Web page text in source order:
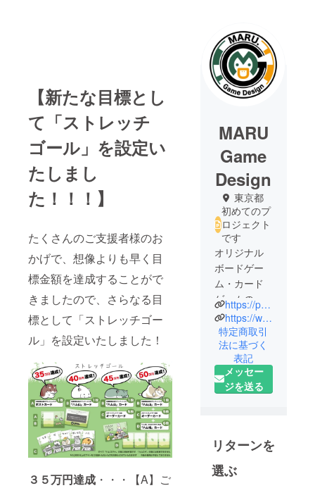
【新たな目標とし
て「ストレッチ
ゴール」を設定い
たしまし
た！！！】
たくさんのご支援者様のお
かげで、想像よりも早く目
標金額を達成することがで
きましたので、さらなる目
標として「ストレッチゴー
ル」を設定いたしました！
３５万円達成 ・・・【A】ご
MARU
Game
Design
東京都
初めてのプ
ロジェクト
です
オリジナル
ボードゲー
ム・カード
ゲームの制
作を行なっ
ている
MARU.
Game
Design で
す。コンセ
も・楽し
く』。
https://poimochi3459.wixsite.com/my-site-1
https://www.youtube.com/channel/UCWLwW85x4TfP7m39kLhSUBw
特定商取引
法に基づく
表記
メッセー
ジを送る
リターンを
選ぶ